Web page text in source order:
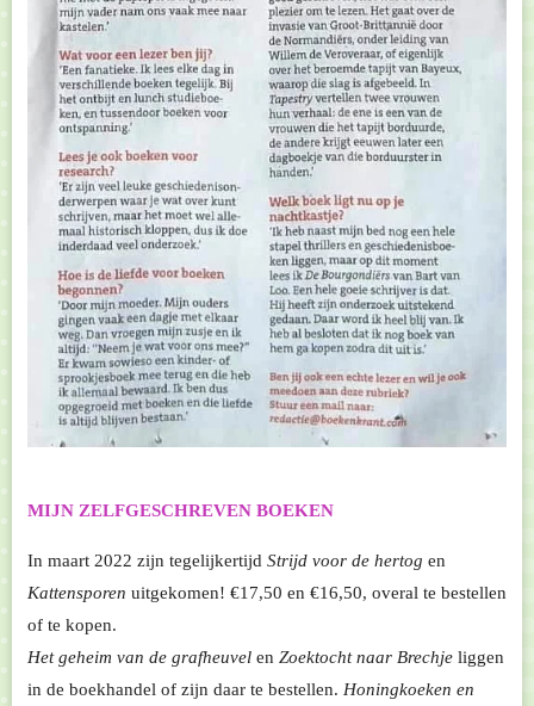
MIJN ZELFGESCHREVEN BOEKEN
In maart 2022 zijn tegelijkertijd Strijd voor de hertog en
Kattensporen uitgekomen! €17,50 en €16,50, overal te bestellen
of te kopen.
Het geheim van de grafheuvel en Zoektocht naar Brechje liggen
in de boekhandel of zijn daar te bestellen. Honingkoeken en